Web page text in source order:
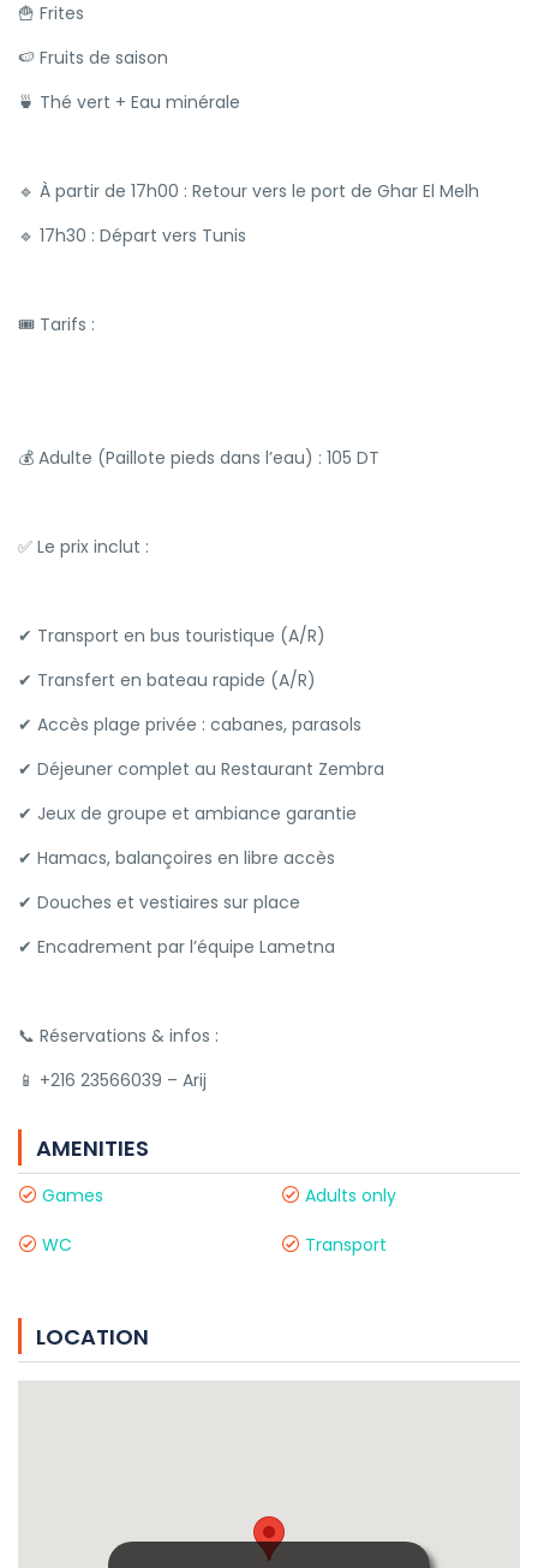
🍟 Frites
🍉 Fruits de saison
🍵 Thé vert + Eau minérale
🔹 À partir de 17h00 : Retour vers le port de Ghar El Melh
🔹 17h30 : Départ vers Tunis
🎟 Tarifs :
💰 Adulte (Paillote pieds dans l’eau) : 105 DT
✅ Le prix inclut :
✔ Transport en bus touristique (A/R)
✔ Transfert en bateau rapide (A/R)
✔ Accès plage privée : cabanes, parasols
✔ Déjeuner complet au Restaurant Zembra
✔ Jeux de groupe et ambiance garantie
✔ Hamacs, balançoires en libre accès
✔ Douches et vestiaires sur place
✔ Encadrement par l’équipe Lametna
📞 Réservations & infos :
📱 +216 23566039 – Arij
AMENITIES
Games Adults only
WC Transport
LOCATION